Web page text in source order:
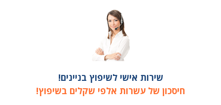
שירות אישי לשיפוץ בניינים!
חיסכון של עשרות אלפי שקלים בשיפוץ!